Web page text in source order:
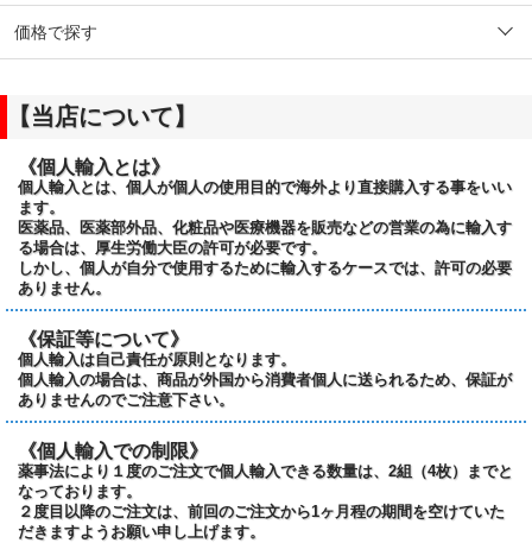
価格で探す
【当店について】
《個人輸入とは》
個人輸入とは、個人が個人の使用目的で海外より直接購入する事をいい
ます。
医薬品、医薬部外品、化粧品や医療機器を販売などの営業の為に輸入す
る場合は、厚生労働大臣の許可が必要です。
しかし、個人が自分で使用するために輸入するケースでは、許可の必要
ありません。
《保証等について》
個人輸入は自己責任が原則となります。
個人輸入の場合は、商品が外国から消費者個人に送られるため、保証が
ありませんのでご注意下さい。
《個人輸入での制限》
薬事法により１度のご注文で個人輸入できる数量は、2組（4枚）までと
なっております。
２度目以降のご注文は、前回のご注文から1ヶ月程の期間を空けていた
だきますようお願い申し上げます。